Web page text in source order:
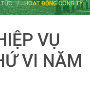
HOẠT ĐỘNG CÔNG TY
VỤ
VI NĂM